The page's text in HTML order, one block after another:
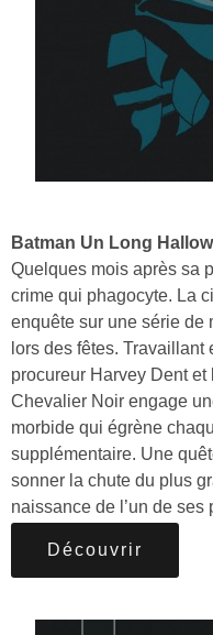
Batman Un Long
Quelques mois après sa
crime qui phagocyte. La
enquête sur une série de
lors des fêtes.
procureur Harvey Dent
Chevalier Noir engage
morbide qui égrène
supplémentaire. Une
sonner la chute du plus
naissance de l’un de
Découvrir